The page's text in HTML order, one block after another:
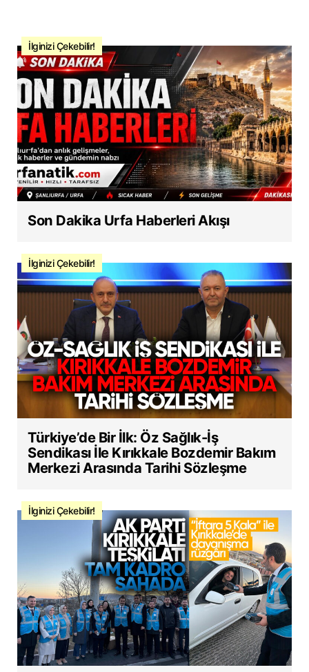
İlginizi Çekebilir!
Son Dakika Urfa Haberleri Akışı
İlginizi Çekebilir!
Türkiye’de Bir İlk: Öz Sağlık-İş
Sendikası İle Kırıkkale Bozdemir Bakım
Merkezi Arasında Tarihi Sözleşme
İlginizi Çekebilir!